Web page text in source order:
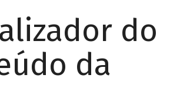
do
da